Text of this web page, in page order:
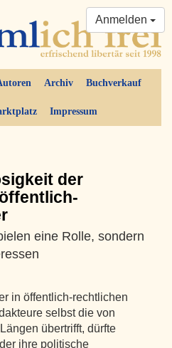
Archiv Buchverkauf
Impressum
Anmelden
der
eine Rolle, sondern
in öffentlich-rechtlichen
selbst die von
übertrifft, dürfte
ihre politische